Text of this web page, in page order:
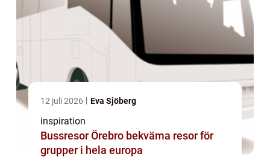
12 juli 2026 Eva Sjöberg
inspiration
Bussresor Örebro bekväma resor för
grupper i hela europa